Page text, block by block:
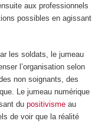
aux professionnels
possibles en agissant
les soldats, le jumeau
l’organisation selon
non soignants, des
Le jumeau numérique
du positivismeau
de voir que la réalité